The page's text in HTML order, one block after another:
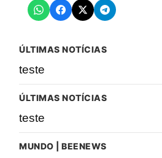
ÚLTIMAS NOTÍCIAS
teste
ÚLTIMAS NOTÍCIAS
teste
MUNDO | BEENEWS